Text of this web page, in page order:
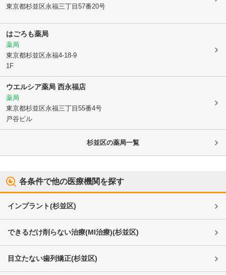
東京都杉並区永福三丁目57番20号
はごろも薬局
薬局
東京都杉並区永福4-18-9
1F
ウエルシア薬局 西永福店
薬局
東京都杉並区永福三丁目55番4号
戸谷ビル
杉並区の薬局一覧
各条件で他の医療機関を探す
インプラント(杉並区)
できるだけ削らない治療(MI治療)(杉並区)
目立たない歯列矯正(杉並区)